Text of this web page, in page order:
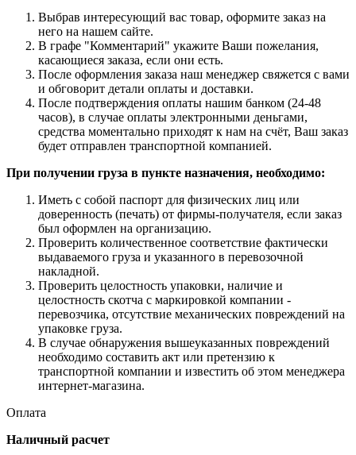
Выбрав интересующий вас товар, оформите заказ на
него на нашем сайте.
В графе "Комментарий" укажите Ваши пожелания,
касающиеся заказа, если они есть.
После оформления заказа наш менеджер свяжется с вами
и обговорит детали оплаты и доставки.
После подтверждения оплаты нашим банком (24-48
часов), в случае оплаты электронными деньгами,
средства моментально приходят к нам на счёт, Ваш заказ
будет отправлен транспортной компанией.
При получении груза в пункте назначения, необходимо:
Иметь с собой паспорт для физических лиц или
доверенность (печать) от фирмы-получателя, если заказ
был оформлен на организацию.
Проверить количественное соответствие фактически
выдаваемого груза и указанного в перевозочной
накладной.
Проверить целостность упаковки, наличие и
целостность скотча с маркировкой компании -
перевозчика, отсутствие механических повреждений на
упаковке груза.
В случае обнаружения вышеуказанных повреждений
необходимо составить акт или претензию к
транспортной компании и известить об этом менеджера
интернет-магазина.
Оплата
Наличный расчет